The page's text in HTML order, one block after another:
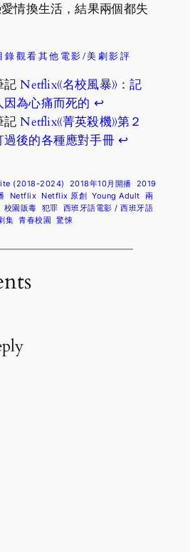
情換生活，結果兩個都失
觀看其他電影/美劇影評
記Netflix《名校風暴》：記
為心痛而死的 ↩︎
記Netflix《菁英殺機》第２
後的各種應對手冊 ↩︎
(2018-2024) 2018年10月開播 2019
Netflix Netflix 原創 Young Adult 兩
校園販毒 犯罪 西班牙語電影 / 西班牙語
集 青春校園 驚悚